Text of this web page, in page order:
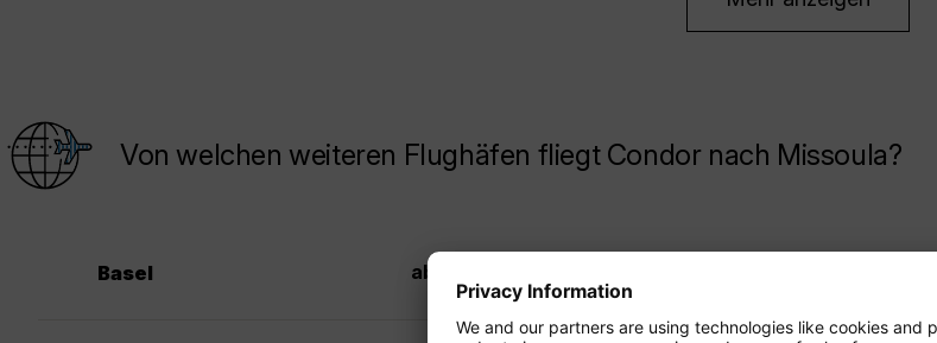
Von welchen weiteren Flughäfen fliegt Condor nach Missoula?
Basel ab € 360.